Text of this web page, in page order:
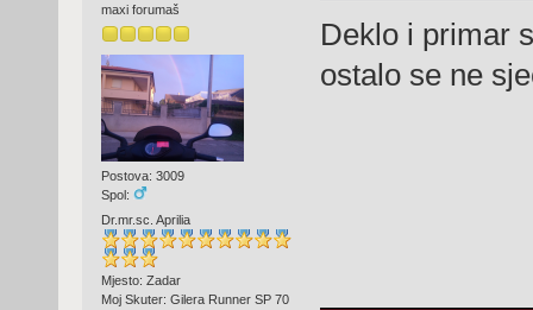
maxi forumaš
Postova: 3009
Spol:
Dr.mr.sc. Aprilia
Mjesto: Zadar
Moj Skuter: Gilera Runner SP 70
Deklo i primar
ostalo se ne